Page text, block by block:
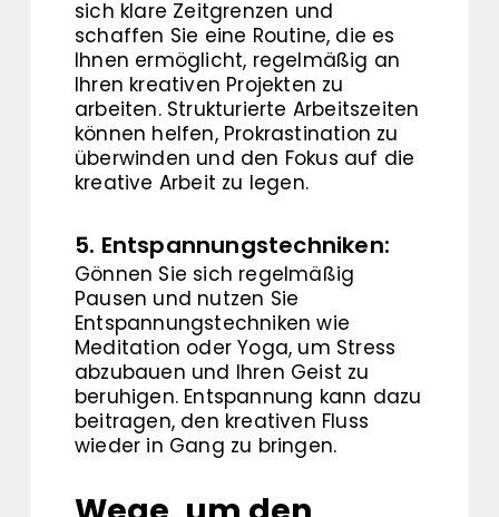
sich klare Zeitgrenzen und
schaffen Sie eine Routine, die es
Ihnen ermöglicht, regelmäßig an
Ihren kreativen Projekten zu
arbeiten. Strukturierte Arbeitszeiten
können helfen, Prokrastination zu
überwinden und den Fokus auf die
kreative Arbeit zu legen.
5. Entspannungstechniken:
Gönnen Sie sich regelmäßig
Pausen und nutzen Sie
Entspannungstechniken wie
Meditation oder Yoga, um Stress
abzubauen und Ihren Geist zu
beruhigen. Entspannung kann dazu
beitragen, den kreativen Fluss
wieder in Gang zu bringen.